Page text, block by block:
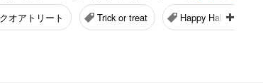
オアトリート Trick or treat Happy Halloween